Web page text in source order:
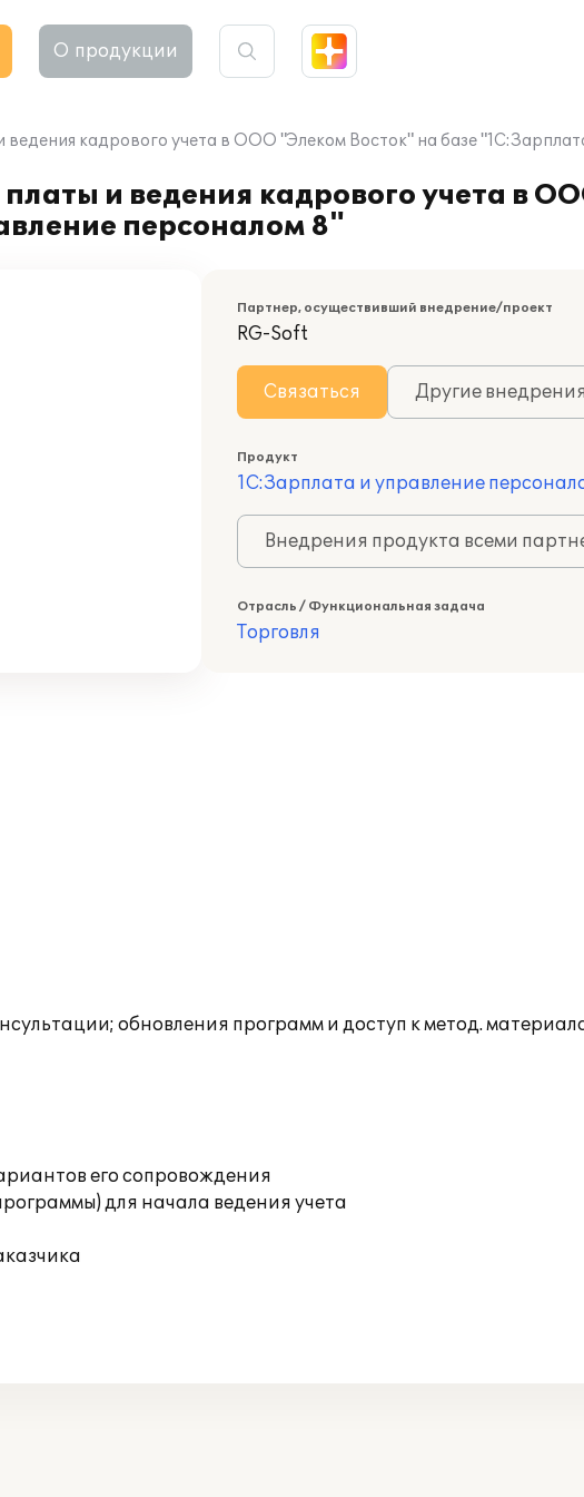
О продукции
ведения кадрового учета в ООО "Элеком Восток" на базе
и ведения кадрового учета в
персоналом 8"
Партнер, осуществивший внедрение/проект
RG-Soft
Связаться Другие
Продукт
1С:Зарплата и управление
Внедрения продукта всеми
Отрасль / Функциональная задача
Торговля
обновления программ и доступ к метод.
его сопровождения
для начала ведения учета